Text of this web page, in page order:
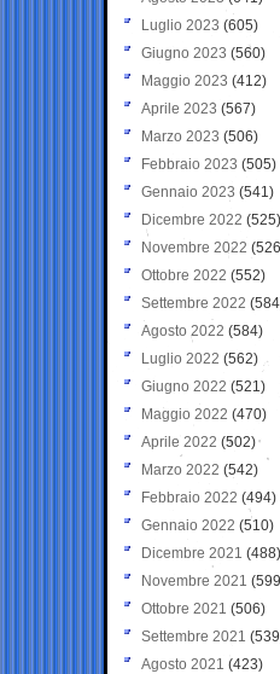
Luglio 2023 (605)
Giugno 2023 (560)
Maggio 2023 (412)
Aprile 2023 (567)
Marzo 2023 (506)
Febbraio 2023 (505)
Gennaio 2023 (541)
Dicembre 2022 (525)
Novembre 2022
Ottobre 2022 (552)
Settembre 2022
Agosto 2022 (584)
Luglio 2022 (562)
Giugno 2022 (521)
Maggio 2022 (470)
Aprile 2022 (502)
Marzo 2022 (542)
Febbraio 2022 (494)
Gennaio 2022 (510)
Dicembre 2021 (488)
Novembre 2021
Ottobre 2021 (506)
Settembre 2021
Agosto 2021 (423)